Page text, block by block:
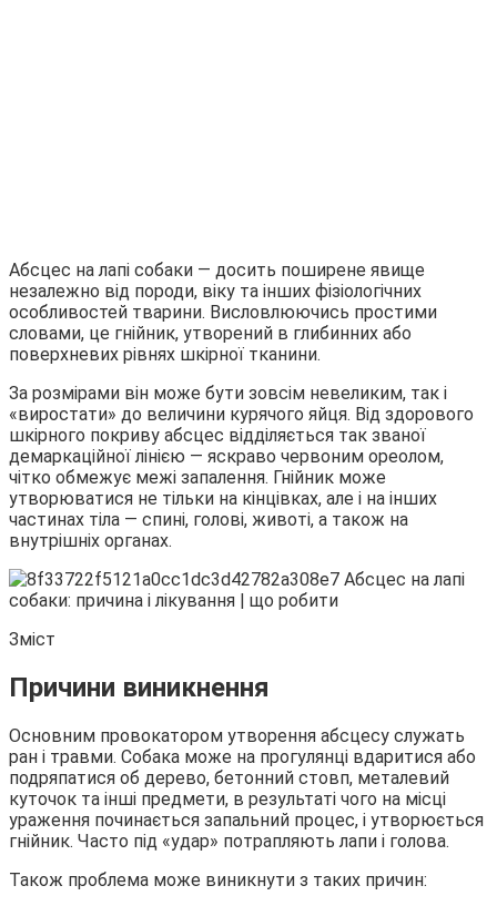
Абсцес на лапі собаки — досить поширене явище
незалежно від породи, віку та інших фізіологічних
особливостей тварини. Висловлюючись простими
словами, це гнійник, утворений в глибинних або
поверхневих рівнях шкірної тканини.
За розмірами він може бути зовсім невеликим, так і
«виростати» до величини курячого яйця. Від здорового
шкірного покриву абсцес відділяється так званої
демаркаційної лінією — яскраво червоним ореолом,
чітко обмежує межі запалення. Гнійник може
утворюватися не тільки на кінцівках, але і на інших
частинах тіла — спині, голові, животі, а також на
внутрішніх органах.
Зміст
Причини виникнення
Основним провокатором утворення абсцесу служать
ран і травми. Собака може на прогулянці вдаритися або
подряпатися об дерево, бетонний стовп, металевий
куточок та інші предмети, в результаті чого на місці
ураження починається запальний процес, і утворюється
гнійник. Часто під «удар» потрапляють лапи і голова.
Також проблема може виникнути з таких причин: